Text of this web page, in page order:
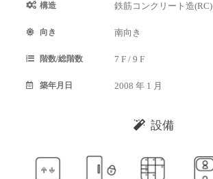
構造 鉄筋コンクリート造(RC)
向き 南向き
階数/総階数 7 F / 9 F
築年月日 2008 年 1 月
設備